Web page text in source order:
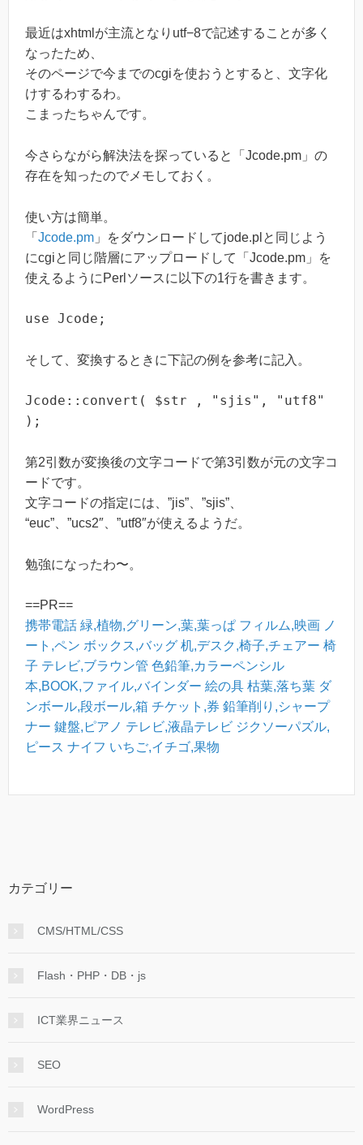
最近はxhtmlが主流となりutf−8で記述することが多く
なったため、
そのページで今までのcgiを使おうとすると、文字化
けするわするわ。
こまったちゃんです。
今さらながら解決法を探っていると「Jcode.pm」の
存在を知ったのでメモしておく。
使い方は簡単。
「 Jcode.pm 」をダウンロードしてjode.plと同じよう
にcgiと同じ階層にアップロードして「Jcode.pm」を
使えるようにPerlソースに以下の1行を書きます。
use Jcode;
そして、変換するときに下記の例を参考に記入。
Jcode::convert( $str , "sjis", "utf8"
);
第2引数が変換後の文字コードで第3引数が元の文字コ
ードです。
文字コードの指定には、”jis”、”sjis”、
“euc”、”ucs2″、”utf8″が使えるようだ。
勉強になったわ〜。
==PR==
携帯電話 緑,植物,グリーン,葉,葉っぱ フィルム,映画 ノ
ート,ペン ボックス,バッグ 机,デスク,椅子,チェアー 椅
子 テレビ,ブラウン管 色鉛筆,カラーペンシル
本,BOOK,ファイル,バインダー 絵の具 枯葉,落ち葉 ダ
ンボール,段ボール,箱 チケット,券 鉛筆削り,シャープ
ナー 鍵盤,ピアノ テレビ,液晶テレビ ジクソーパズル,
ピース ナイフ いちご,イチゴ,果物
カテゴリー
CMS/HTML/CSS
Flash・PHP・DB・js
ICT業界ニュース
SEO
WordPress